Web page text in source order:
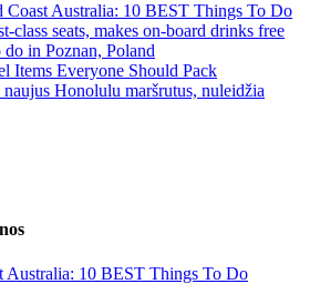
Australia: 10 BEST Things To Do
class seats, makes on-board drinks free
in Poznan, Poland
Items Everyone Should Pack
Honolulu maršrutus, nuleidžia
Australia: 10 BEST Things To Do